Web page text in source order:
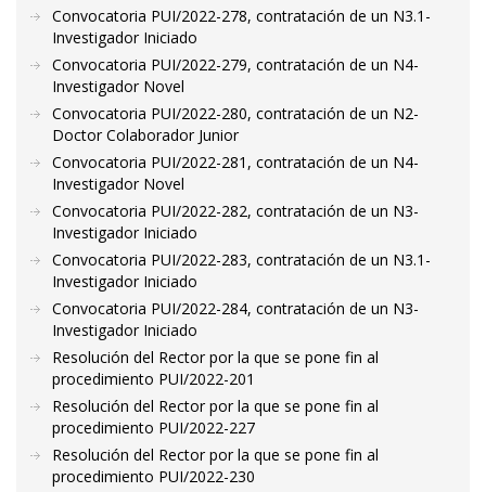
Convocatoria PUI/2022-278, contratación de un N3.1-
Investigador Iniciado
Convocatoria PUI/2022-279, contratación de un N4-
Investigador Novel
Convocatoria PUI/2022-280, contratación de un N2-
Doctor Colaborador Junior
Convocatoria PUI/2022-281, contratación de un N4-
Investigador Novel
Convocatoria PUI/2022-282, contratación de un N3-
Investigador Iniciado
Convocatoria PUI/2022-283, contratación de un N3.1-
Investigador Iniciado
Convocatoria PUI/2022-284, contratación de un N3-
Investigador Iniciado
Resolución del Rector por la que se pone fin al
procedimiento PUI/2022-201
Resolución del Rector por la que se pone fin al
procedimiento PUI/2022-227
Resolución del Rector por la que se pone fin al
procedimiento PUI/2022-230